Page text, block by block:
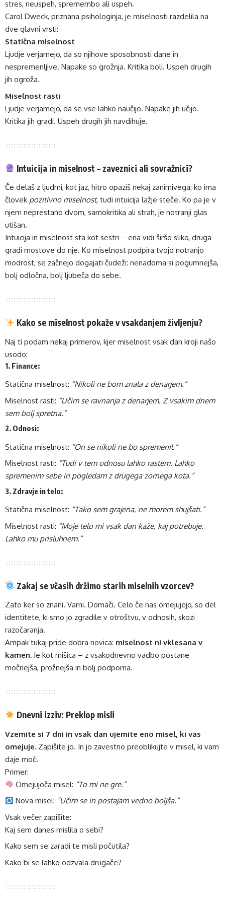
stres, neuspeh, spremembo ali uspeh.
Carol Dweck, priznana psihologinja, je miselnosti razdelila na
dve glavni vrsti:
Statična miselnost
Ljudje verjamejo, da so njihove sposobnosti dane in
nespremenljive. Napake so grožnja. Kritika boli. Uspeh drugih
jih ogroža.
Miselnost rasti
Ljudje verjamejo, da se vse lahko naučijo. Napake jih učijo.
Kritika jih gradi. Uspeh drugih jih navdihuje.
Intuicija in miselnost – zaveznici ali sovražnici?
Če delaš z ljudmi, kot jaz, hitro opaziš nekaj zanimivega: ko ima
človek pozitivno miselnost, tudi intuicija lažje steče. Ko pa je v
njem neprestano dvom, samokritika ali strah, je notranji glas
utišan.
Intuicija in miselnost sta kot sestri – ena vidi širšo sliko, druga
gradi mostove do nje. Ko miselnost podpira tvojo notranjo
modrost, se začnejo dogajati čudeži: nenadoma si pogumnejša,
bolj odločna, bolj ljubeča do sebe.
Kako se miselnost pokaže v vsakdanjem življenju?
Naj ti podam nekaj primerov, kjer miselnost vsak dan kroji našo
usodo:
1. Finance:
Statična miselnost: “Nikoli ne bom znala z denarjem.”
Miselnost rasti: “Učim se ravnanja z denarjem. Z vsakim dnem
sem bolj spretna.”
2. Odnosi:
Statična miselnost: “On se nikoli ne bo spremenil.”
Miselnost rasti: “Tudi v tem odnosu lahko rastem. Lahko
spremenim sebe in pogledam z drugega zornega kota.”
3. Zdravje in telo:
Statična miselnost: “Tako sem grajena, ne morem shujšati.”
Miselnost rasti: “Moje telo mi vsak dan kaže, kaj potrebuje.
Lahko mu prisluhnem.”
Zakaj se včasih držimo starih miselnih vzorcev?
Zato ker so znani. Varni. Domači. Celo če nas omejujejo, so del
identitete, ki smo jo zgradile v otroštvu, v odnosih, skozi
razočaranja.
Ampak tukaj pride dobra novica: miselnost ni vklesana v
kamen. Je kot mišica – z vsakodnevno vadbo postane
močnejša, prožnejša in bolj podporna.
Dnevni izziv: Preklop misli
Vzemite si 7 dni in vsak dan ujemite eno misel, ki vas
omejuje. Zapišite jo. In jo zavestno preoblikujte v misel, ki vam
daje moč.
Primer:
Omejujoča misel: “To mi ne gre.”
Nova misel: “Učim se in postajam vedno boljša.”
Vsak večer zapišite:
Kaj sem danes mislila o sebi?
Kako sem se zaradi te misli počutila?
Kako bi se lahko odzvala drugače?